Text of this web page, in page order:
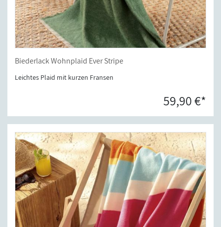
Biederlack Wohnplaid Ever Stripe
Leichtes Plaid mit kurzen Fransen
59,90 €*